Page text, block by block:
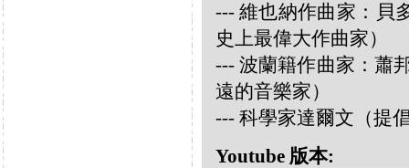
--- 維也納作曲家：貝
史上最偉大作曲家）
--- 波蘭籍作曲家：蕭
遠的音樂家）
--- 科學家達爾文（提
Youtube 版本: